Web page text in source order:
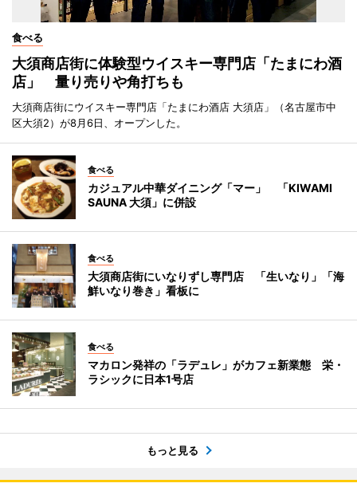
食べる
大須商店街に体験型ウイスキー専門店「たまにわ酒
店」 量り売りや角打ちも
大須商店街にウイスキー専門店「たまにわ酒店 大須店」（名古屋市中
区大須2）が8月6日、オープンした。
食べる
カジュアル中華ダイニング「マー」 「KIWAMI
SAUNA 大須」に併設
食べる
大須商店街にいなりずし専門店 「生いなり」「海
鮮いなり巻き」看板に
食べる
マカロン発祥の「ラデュレ」がカフェ新業態 栄・
ラシックに日本1号店
もっと見る